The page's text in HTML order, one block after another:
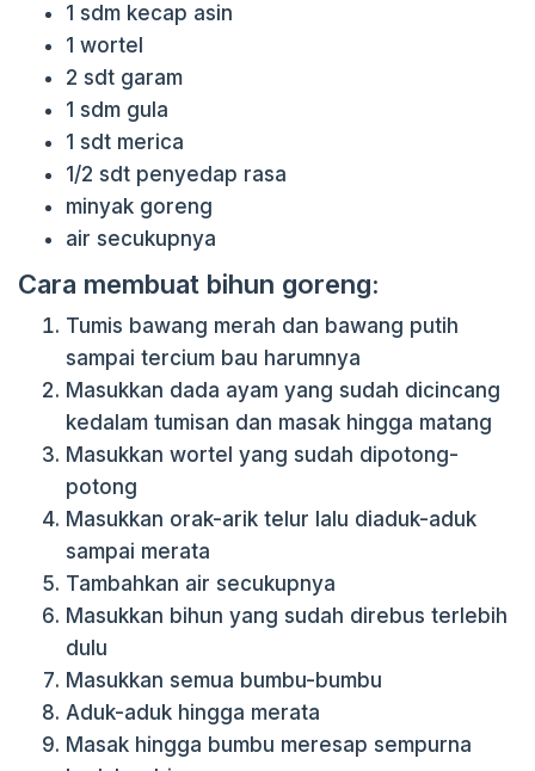
1 sdm kecap asin
1 wortel
2 sdt garam
1 sdm gula
1 sdt merica
1/2 sdt penyedap rasa
minyak goreng
air secukupnya
Cara membuat bihun goreng:
Tumis bawang merah dan bawang putih
sampai tercium bau harumnya
Masukkan dada ayam yang sudah dicincang
kedalam tumisan dan masak hingga matang
Masukkan wortel yang sudah dipotong-
potong
Masukkan orak-arik telur lalu diaduk-aduk
sampai merata
Tambahkan air secukupnya
Masukkan bihun yang sudah direbus terlebih
dulu
Masukkan semua bumbu-bumbu
Aduk-aduk hingga merata
Masak hingga bumbu meresap sempurna